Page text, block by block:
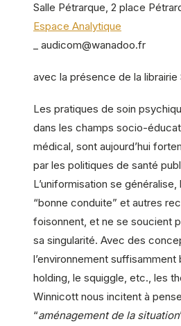
Salle Pétrarque, 2 place
Espace Analytique
_ audicom@wanadoo.fr
avec la présence de la librairie
Les pratiques de soin
dans les champs socio-
médical, sont aujourd’hui
par les politiques de santé
L’uniformisation se
“bonne conduite” et autres
foisonnent, et ne se soucient
sa singularité. Avec des
l’environnement suffisamment
holding, le squiggle, etc., les
Winnicott nous incitent à
“aménagement de la situation